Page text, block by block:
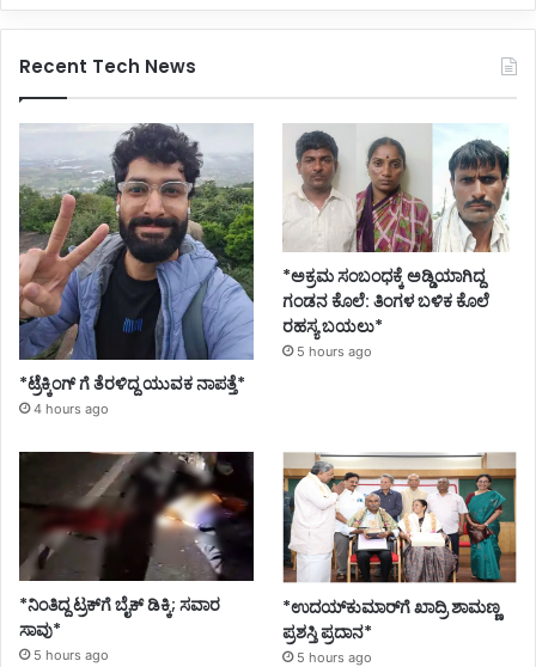
Recent Tech News
*ಟ್ರೆಕ್ಕಿಂಗ್ ಗೆ ತೆರಳಿದ್ದ ಯುವಕ ನಾಪತ್ತೆ*
4 hours ago
*ಅಕ್ರಮ ಸಂಬಂಧಕ್ಕೆ ಅಡ್ಡಿಯಾಗಿದ್ದ
ಗಂಡನ ಕೊಲೆ: ತಿಂಗಳ ಬಳಿಕ ಕೊಲೆ
ರಹಸ್ಯ ಬಯಲು*
5 hours ago
*ನಿಂತಿದ್ದ ಟ್ರಕ್‌ಗೆ ಬೈಕ್ ಡಿಕ್ಕಿ; ಸವಾರ
ಸಾವು*
5 hours ago
*ಉದಯ್‌ಕುಮಾರ್‌ಗೆ ಖಾದ್ರಿ ಶಾಮಣ್ಣ
ಪ್ರಶಸ್ತಿ ಪ್ರದಾನ*
5 hours ago